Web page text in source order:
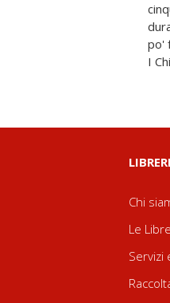
po'
I
Chi
Le
Servizi